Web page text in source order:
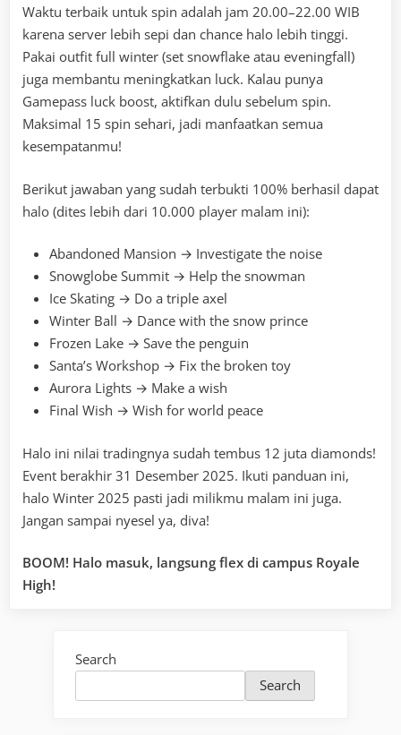
Waktu terbaik untuk spin adalah jam 20.00–22.00 WIB
karena server lebih sepi dan chance halo lebih tinggi.
Pakai outfit full winter (set snowflake atau eveningfall)
juga membantu meningkatkan luck. Kalau punya
Gamepass luck boost, aktifkan dulu sebelum spin.
Maksimal 15 spin sehari, jadi manfaatkan semua
kesempatanmu!
Berikut jawaban yang sudah terbukti 100% berhasil dapat
halo (dites lebih dari 10.000 player malam ini):
Abandoned Mansion → Investigate the noise
Snowglobe Summit → Help the snowman
Ice Skating → Do a triple axel
Winter Ball → Dance with the snow prince
Frozen Lake → Save the penguin
Santa’s Workshop → Fix the broken toy
Aurora Lights → Make a wish
Final Wish → Wish for world peace
Halo ini nilai tradingnya sudah tembus 12 juta diamonds!
Event berakhir 31 Desember 2025. Ikuti panduan ini,
halo Winter 2025 pasti jadi milikmu malam ini juga.
Jangan sampai nyesel ya, diva!
BOOM! Halo masuk, langsung flex di campus Royale
High!
Search
Search